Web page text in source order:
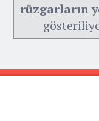
rüzgarların